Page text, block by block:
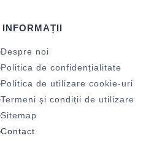
INFORMAȚII
Despre noi
Politica de confidențialitate
Politica de utilizare cookie-uri
Termeni și condiții de utilizare
Sitemap
Contact